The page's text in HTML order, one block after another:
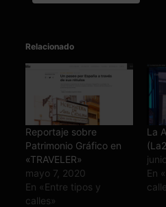
Relacionado
Reportaje sobre
Patrimonio Gráfico en
«TRAVELER»
mayo 7, 2020
En «Entre tipos y
calles»
La
En